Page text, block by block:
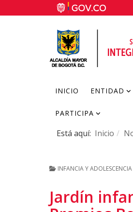
INICIO ENTIDAD
PARTICIPA
Está aquí: Inicio
INFANCIA Y ADOLESCENCIA
Jardín